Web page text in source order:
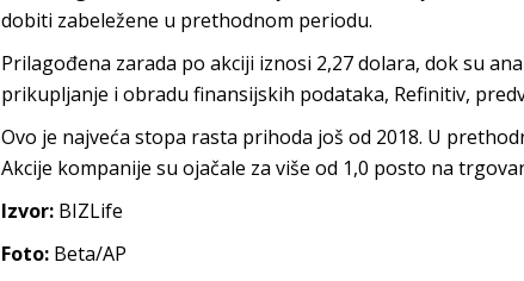
dobiti zabeležene u prethodnom periodu.
Prilagođena zarada po akciji iznosi 2,27 dolara, dok su
prikupljanje i obradu finansijskih podataka, Refinitiv,
Ovo je najveća stopa rasta prihoda još od 2018. U
Akcije kompanije su ojačale za više od 1,0 posto na
Izvor: BIZLife
Foto: Beta/AP